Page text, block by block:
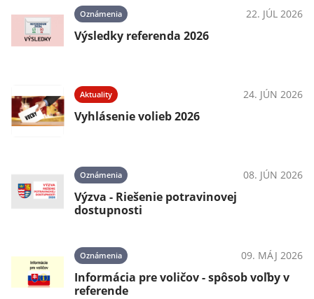
Oznámenia 22. JÚL 2026
Výsledky referenda 2026
Aktuality 24. JÚN 2026
Vyhlásenie volieb 2026
Oznámenia 08. JÚN 2026
Výzva - Riešenie potravinovej
dostupnosti
Oznámenia 09. MÁJ 2026
Informácia pre voličov - spôsob voľby v
referende